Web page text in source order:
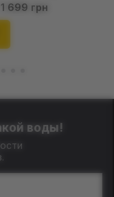
1 з 10)
1 699 грн
воды!